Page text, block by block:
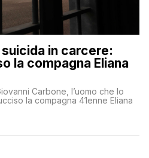
in carcere:
la compagna Eliana
Carbone, l’uomo che lo
la compagna 41enne Eliana